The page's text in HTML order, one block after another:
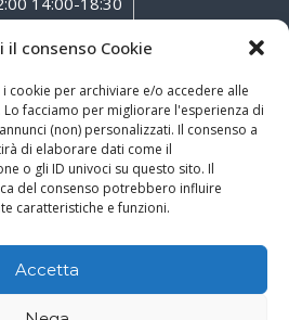
il consenso Cookie
cookie per archiviare e/o accedere alle
facciamo per migliorare l'esperienza di
(non) personalizzati. Il consenso a
di elaborare dati come il
o gli ID univoci su questo sito. Il
del consenso potrebbero influire
caratteristiche e funzioni.
Accetta
14:00-18:30
14:00-18:30
14:00-18:30